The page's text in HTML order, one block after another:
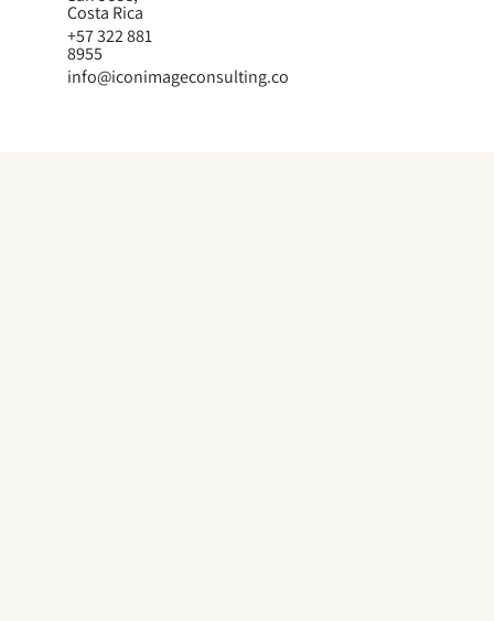
Costa Rica
+57 322 881
8955
info@iconimageconsulting.co